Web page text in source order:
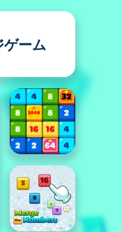
ゲーム